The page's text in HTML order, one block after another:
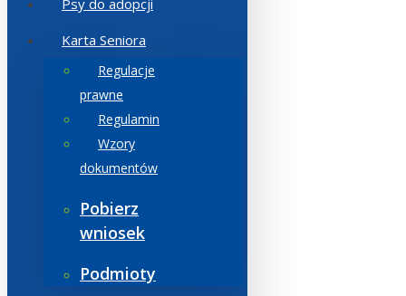
Psy do adopcji
Karta Seniora
Regulacje
prawne
Regulamin
Wzory
dokumentów
Pobierz
wniosek
Podmioty